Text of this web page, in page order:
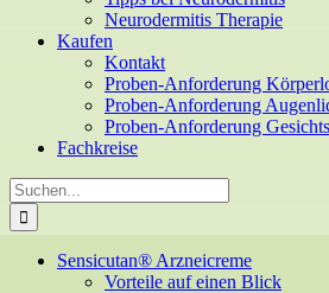
Neurodermitis Therapie
Kaufen
Kontakt
Proben-Anforderung
Proben-Anforderung
Proben-Anforderung
Fachkreise
Suche
nach:
Sensicutan® Arzneicreme
Vorteile auf einen Blick